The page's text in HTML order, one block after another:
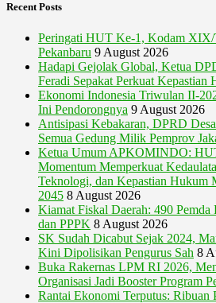
Recent Posts
Peringati HUT Ke-1, Kodam XIX/
Pekanbaru 9 August 2026
Hadapi Gejolak Global, Ketua
Feradi Sepakat Perkuat Kepastian
Ekonomi Indonesia Triwulan II-
Ini Pendorongnya 9 August 2026
Antisipasi Kebakaran, DPRD
Semua Gedung Milik Pemprov
Ketua Umum APKOMINDO:
Momentum Memperkuat
Teknologi, dan Kepastian Hukum
2045 8 August 2026
Kiamat Fiskal Daerah: 490
dan PPPK 8 August 2026
SK Sudah Dicabut Sejak 2024,
Kini Dipolisikan Pengurus Sah 8
Buka Rakernas LPM RI 2026,
Organisasi Jadi Booster Program
Rantai Ekonomi Terputus: Ribuan